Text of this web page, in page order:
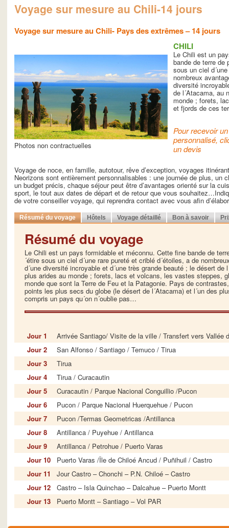
Voyage sur mesure au Chili-14 jours
Voyage sur mesure au Chili- Pays des extrêmes – 14 jours
Photos non contractuelles
CHILI
Le Chili est un
bande de terre de
sous un ciel
nombreux
diversité
de l´Atacama, au
monde ; forets,
et fjords de ces
Pour recevoir
personnalisé,
un devis
Voyage de noce, en famille, autotour, rêve d’exception, voyages
Neorizons sont entièrement personnalisables : une journée de plus, un
un budget précis, chaque séjour peut être d’avantages orienté sur la
sport, le tout aux dates de départ et de retour que vous
de votre conseiller voyage, qui reprendra contact avec vous afin
Résumé du voyage Hôtels Voyage détaillé Bon à savoir
Résumé du voyage
Le Chili est un pays formidable et méconnu. Cette fine bande de
´étire sous un ciel d´une rare pureté et criblé d´étoiles, a de
d´une diversité incroyable et d´une très grande beauté ; le désert de
plus arides au monde ; forets, lacs et volcans, les vastes steppes,
monde que sont la Terre de Feu et la Patagonie. Pays de
points les plus secs du globe (le désert de l´Atacama) et l´un des
compris un pays qu´on n´oublie pas…
Jour 1
Arrivée Santiago/ Visite de la ville / Transfert vers Vallée
Jour 2
San Alfonso / Santiago / Temuco / Tirua
Jour 3
Tirua
Jour 4
Tirua / Curacautin
Jour 5
Curacautin / Parque Nacional Conguillio /Pucon
Jour 6
Pucon / Parque Nacional Huerquehue / Pucon
Jour 7
Pucon /Termas Geometricas /Antillanca
Jour 8
Antillanca / Puyehue / Antillanca
Jour 9
Antillanca / Petrohue / Puerto Varas
Jour 10
Puerto Varas /Île de Chiloé Ancud / Puñihuil / Castro
Jour 11
Jour Castro – Chonchi – P.N. Chiloé – Castro
Jour 12
Castro – Isla Quinchao – Dalcahue – Puerto Montt
Jour 13
Puerto Montt – Santiago – Vol PAR